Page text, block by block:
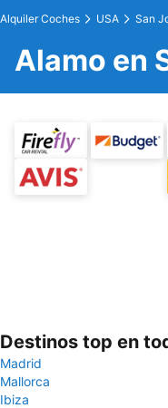
Alquiler Coches USA San
Alamo en
Destinos top en
Madrid
Mallorca
Ibiza